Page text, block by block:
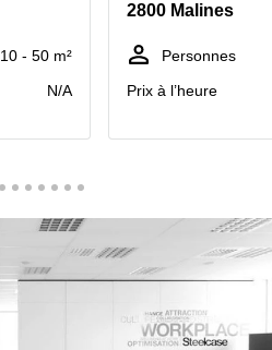
10 - 50 m²
N/A
2800 Malines
Personnes
Prix à l’heure